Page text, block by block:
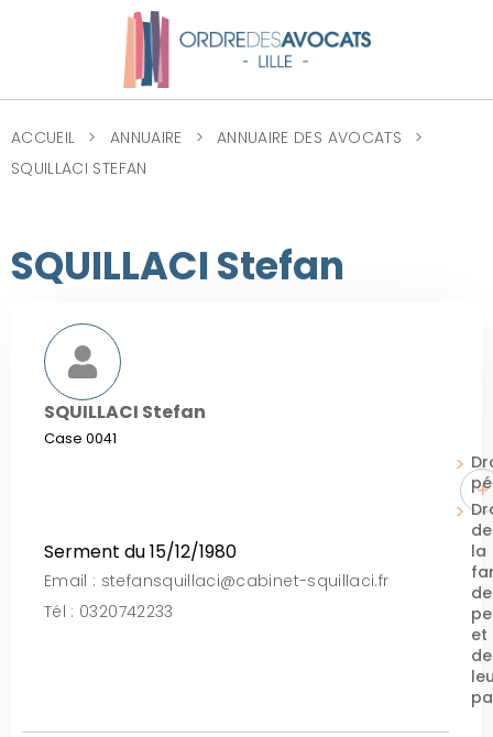
ACCUEIL ANNUAIRE
ANNUAIRE DES AVOCATS
SQUILLACI STEFAN
SQUILLACI Stefan
SQUILLACI Stefan
Case 0041
Serment du 15/12/1980
Email : stefansquillaci@cabinet-squillaci.fr
Tél : 0320742233
de
la
et
de
+